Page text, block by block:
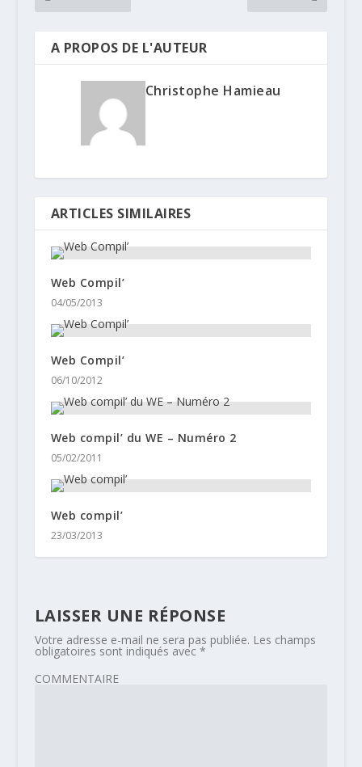
A PROPOS DE L'AUTEUR
Christophe Hamieau
ARTICLES SIMILAIRES
Web Compil’
04/05/2013
Web Compil’
06/10/2012
Web compil’ du WE – Numéro 2
05/02/2011
Web compil’
23/03/2013
LAISSER UNE RÉPONSE
Votre adresse e-mail ne sera pas publiée. Les champs
obligatoires sont indiqués avec *
COMMENTAIRE